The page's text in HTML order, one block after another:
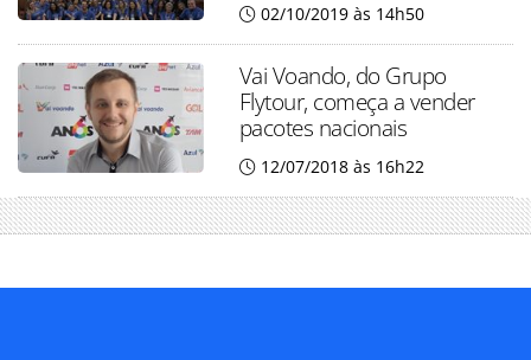
02/10/2019 às 14h50
Vai Voando, do Grupo
Flytour, começa a vender
pacotes nacionais
12/07/2018 às 16h22